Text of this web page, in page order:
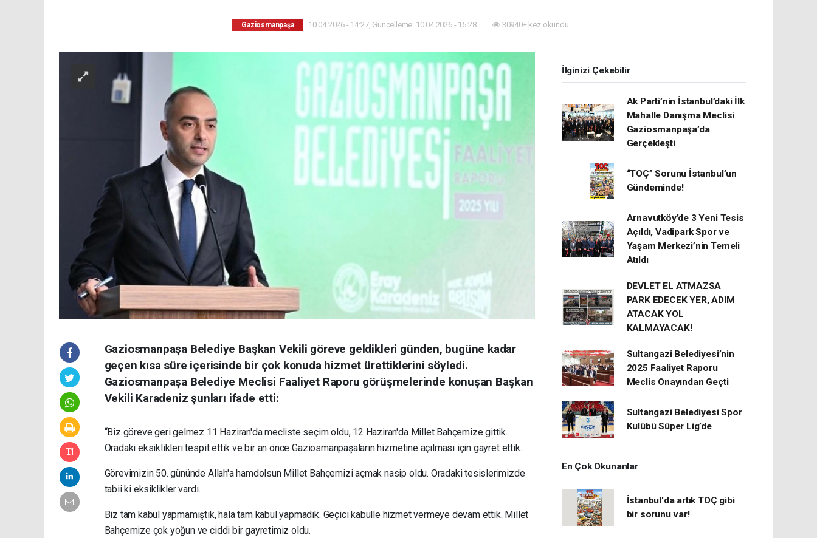
Gaziosmanpaşa 10.04.2026 - 14:27, Güncelleme: 10.04.2026 - 15:28 30940+ kez okundu.
Gaziosmanpaşa Belediye Başkan Vekili göreve geldikleri günden, bugüne kadar
geçen kısa süre içerisinde bir çok konuda hizmet ürettiklerini söyledi.
Gaziosmanpaşa Belediye Meclisi Faaliyet Raporu görüşmelerinde konuşan Başkan
Vekili Karadeniz şunları ifade etti:
“Biz göreve geri gelmez 11 Haziran'da mecliste seçim oldu, 12 Haziran'da Millet Bahçemize gittik.
Oradaki eksiklikleri tespit ettik ve bir an önce Gaziosmanpaşaların hizmetine açılması için gayret ettik.
Görevimizin 50. gününde Allah'a hamdolsun Millet Bahçemizi açmak nasip oldu. Oradaki tesislerimizde
tabii ki eksiklikler vardı.
Biz tam kabul yapmamıştık, hala tam kabul yapmadık. Geçici kabulle hizmet vermeye devam ettik. Millet
Bahçemize çok yoğun ve ciddi bir gayretimiz oldu.
İlginizi Çekebilir
Ak Parti’nin İstanbul’daki İlk
Mahalle Danışma Meclisi
Gaziosmanpaşa’da
Gerçekleşti
“TOÇ” Sorunu İstanbul’un
Gündeminde!
Arnavutköy’de 3 Yeni Tesis
Açıldı, Vadipark Spor ve
Yaşam Merkezi’nin Temeli
Atıldı
DEVLET EL ATMAZSA
PARK EDECEK YER, ADIM
ATACAK YOL
KALMAYACAK!
Sultangazi Belediyesi’nin
2025 Faaliyet Raporu
Meclis Onayından Geçti
Sultangazi Belediyesi Spor
Kulübü Süper Lig’de
En Çok Okunanlar
İstanbul'da artık TOÇ gibi
bir sorunu var!